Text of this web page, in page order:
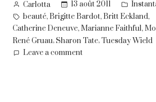
Posted
by
Carlotta 13 août 2011
Posted
in
Tags:
beauté, Brigitte Bardot, Britt Eckland,
Catherine Deneuve, Marianne Faithful,
René Gruau, Sharon Tate, Tuesday Wield
Leave a commenton